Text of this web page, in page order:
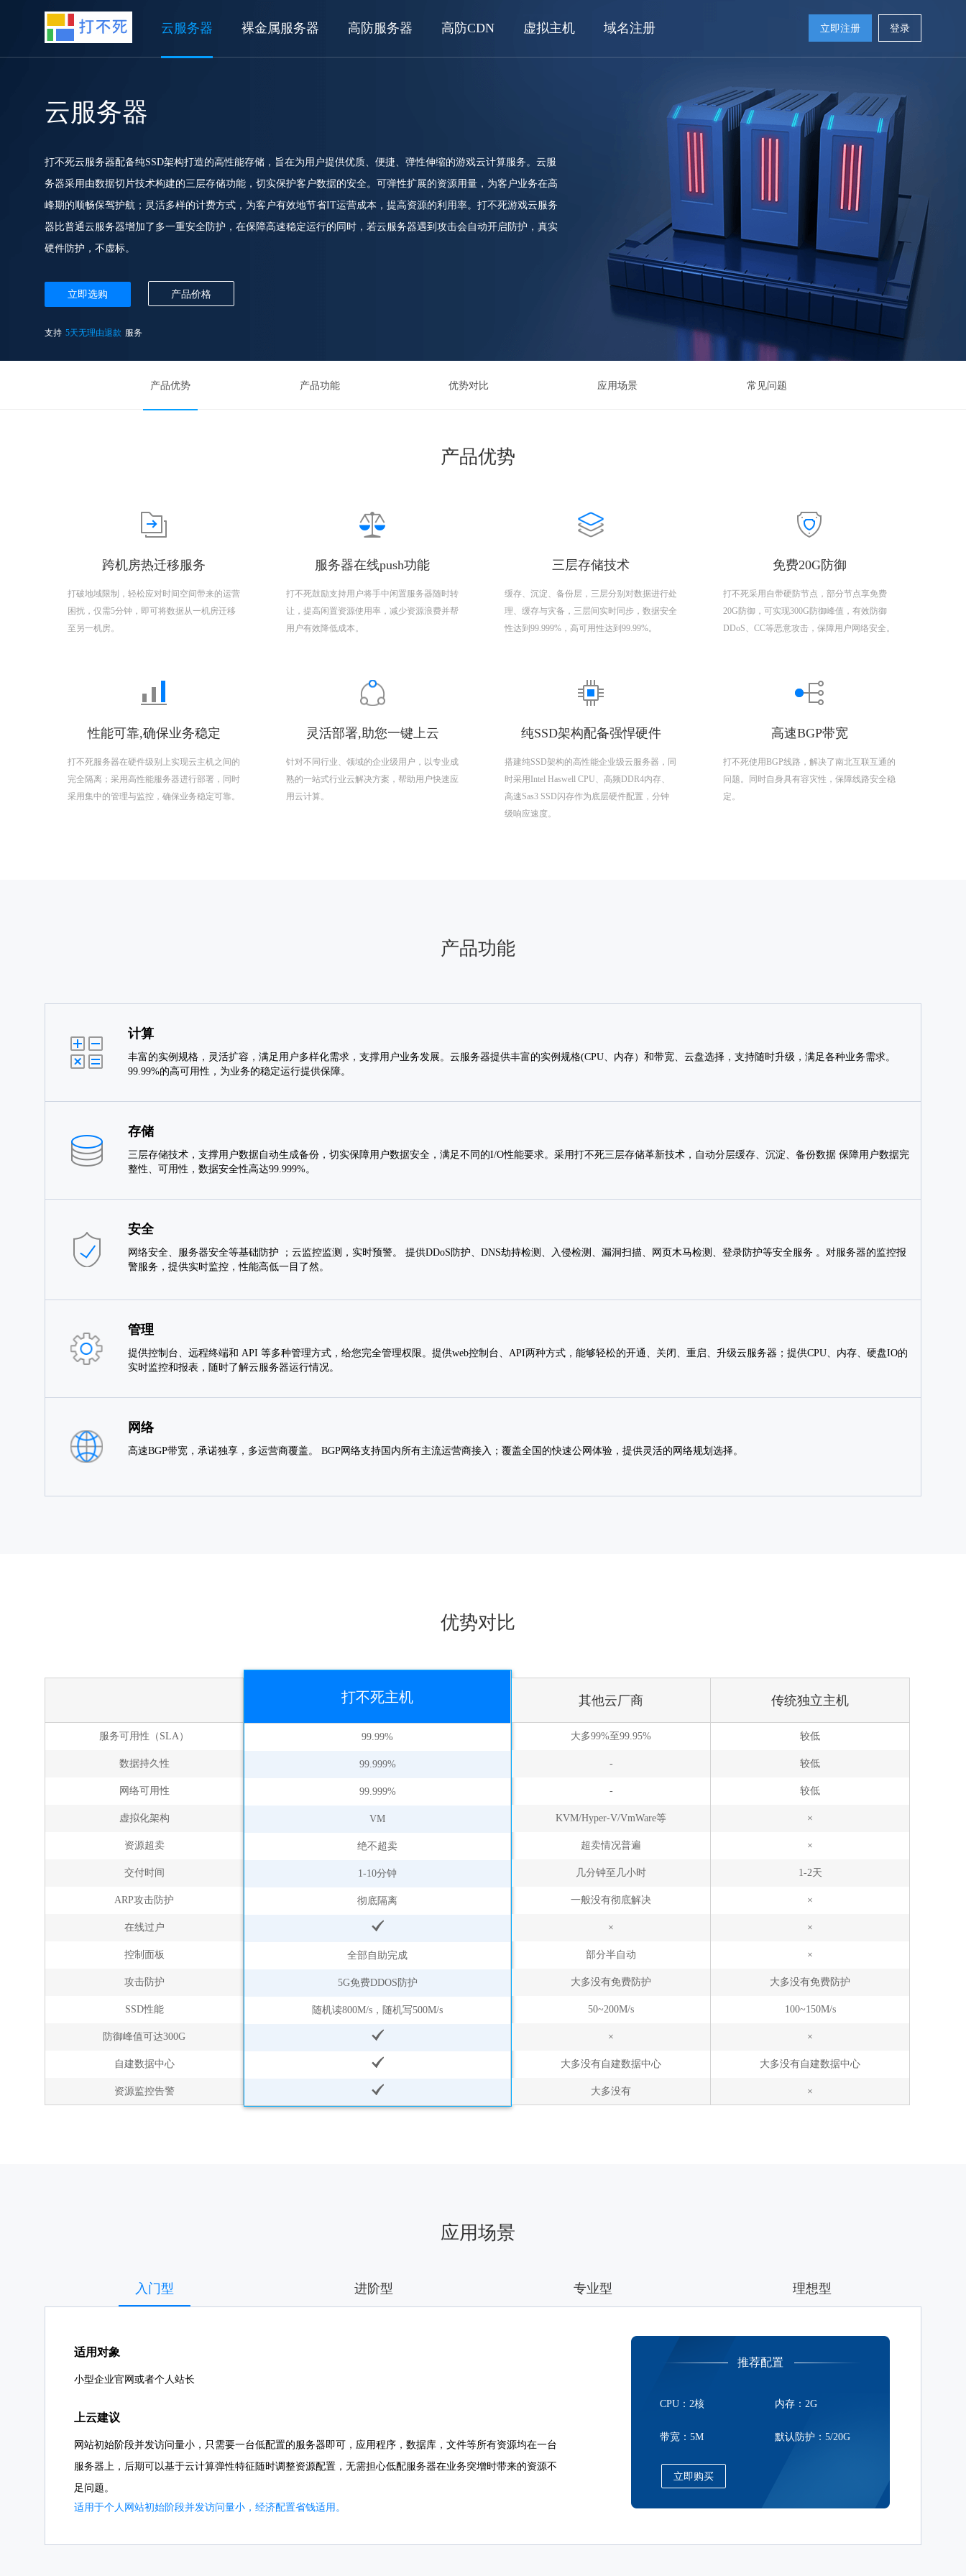
云服务器 裸金属服务器 高防服务器 高防CDN 虚拟主机 域名注册 立即注册 登录
云服务器
打不死云服务器配备纯SSD架构打造的高性能存储，旨在为用户提供优质、便捷、弹性伸缩的游戏云计算服务。云服
务器采用由数据切片技术构建的三层存储功能，切实保护客户数据的安全。可弹性扩展的资源用量，为客户业务在高
峰期的顺畅保驾护航；灵活多样的计费方式，为客户有效地节省IT运营成本，提高资源的利用率。打不死游戏云服务
器比普通云服务器增加了多一重安全防护，在保障高速稳定运行的同时，若云服务器遇到攻击会自动开启防护，真实
硬件防护，不虚标。
立即选购 产品价格
支持 5天无理由退款 服务
产品优势 产品功能 优势对比 应用场景 常见问题
产品优势
跨机房热迁移服务
打破地域限制，轻松应对时间空间带来的运营
困扰，仅需5分钟，即可将数据从一机房迁移
至另一机房。
服务器在线push功能
打不死鼓励支持用户将手中闲置服务器随时转
让，提高闲置资源使用率，减少资源浪费并帮
用户有效降低成本。
三层存储技术
缓存、沉淀、备份层，三层分别对数据进行处
理、缓存与灾备，三层间实时同步，数据安全
性达到99.999%，高可用性达到99.99%。
免费20G防御
打不死采用自带硬防节点，部分节点享免费
20G防御，可实现300G防御峰值，有效防御
DDoS、CC等恶意攻击，保障用户网络安全。
性能可靠,确保业务稳定
打不死服务器在硬件级别上实现云主机之间的
完全隔离；采用高性能服务器进行部署，同时
采用集中的管理与监控，确保业务稳定可靠。
灵活部署,助您一键上云
针对不同行业、领域的企业级用户，以专业成
熟的一站式行业云解决方案，帮助用户快速应
用云计算。
纯SSD架构配备强悍硬件
搭建纯SSD架构的高性能企业级云服务器，同
时采用Intel Haswell CPU、高频DDR4内存、
高速Sas3 SSD闪存作为底层硬件配置，分钟
级响应速度。
高速BGP带宽
打不死使用BGP线路，解决了南北互联互通的
问题。同时自身具有容灾性，保障线路安全稳
定。
产品功能
计算
丰富的实例规格，灵活扩容，满足用户多样化需求，支撑用户业务发展。云服务器提供丰富的实例规格(CPU、内存）和带宽、云盘选择，支持随时升级，满足各种业务需求。
99.99%的高可用性，为业务的稳定运行提供保障。
存储
三层存储技术，支撑用户数据自动生成备份，切实保障用户数据安全，满足不同的I/O性能要求。采用打不死三层存储革新技术，自动分层缓存、沉淀、备份数据 保障用户数据完
整性、可用性，数据安全性高达99.999%。
安全
网络安全、服务器安全等基础防护 ；云监控监测，实时预警。 提供DDoS防护、DNS劫持检测、入侵检测、漏洞扫描、网页木马检测、登录防护等安全服务 。对服务器的监控报
警服务，提供实时监控，性能高低一目了然。
管理
提供控制台、远程终端和 API 等多种管理方式，给您完全管理权限。提供web控制台、API两种方式，能够轻松的开通、关闭、重启、升级云服务器；提供CPU、内存、硬盘IO的
实时监控和报表，随时了解云服务器运行情况。
网络
高速BGP带宽，承诺独享，多运营商覆盖。 BGP网络支持国内所有主流运营商接入；覆盖全国的快速公网体验，提供灵活的网络规划选择。
优势对比
服务可用性（SLA）
数据持久性
网络可用性
虚拟化架构
资源超卖
交付时间
ARP攻击防护
在线过户
控制面板
攻击防护
SSD性能
防御峰值可达300G
自建数据中心
资源监控告警
打不死主机
99.99%
99.999%
99.999%
VM
绝不超卖
1-10分钟
彻底隔离
全部自助完成
5G免费DDOS防护
随机读800M/s，随机写500M/s
其他云厂商
大多99%至99.95%
-
-
KVM/Hyper-V/VmWare等
超卖情况普遍
几分钟至几小时
一般没有彻底解决
×
部分半自动
大多没有免费防护
50~200M/s
×
大多没有自建数据中心
大多没有
传统独立主机
较低
较低
较低
×
×
1-2天
×
×
×
大多没有免费防护
100~150M/s
×
大多没有自建数据中心
×
应用场景
入门型
适用对象
小型企业官网或者个人站长
上云建议
网站初始阶段并发访问量小，只需要一台低配置的服务器即可，应用程序，数据库，文件等所有资源均在一台
服务器上，后期可以基于云计算弹性特征随时调整资源配置，无需担心低配服务器在业务突增时带来的资源不
足问题。
适用于个人网站初始阶段并发访问量小，经济配置省钱适用。
推荐配置
CPU：2核 内存：2G
带宽：5M 默认防护：5/20G
立即购买
进阶型 专业型 理想型